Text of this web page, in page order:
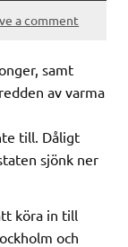
a comment
samt
av varma
till. Dåligt
sjönk ner
köra in till
och